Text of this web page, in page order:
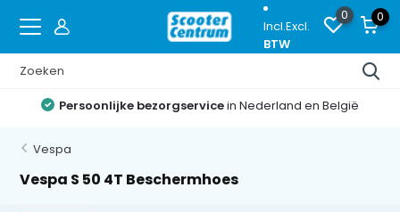
Incl.Excl.
BTW
0 0
Persoonlijke bezorgservicein Nederland en België
Vespa
Vespa S 50 4T Beschermhoes